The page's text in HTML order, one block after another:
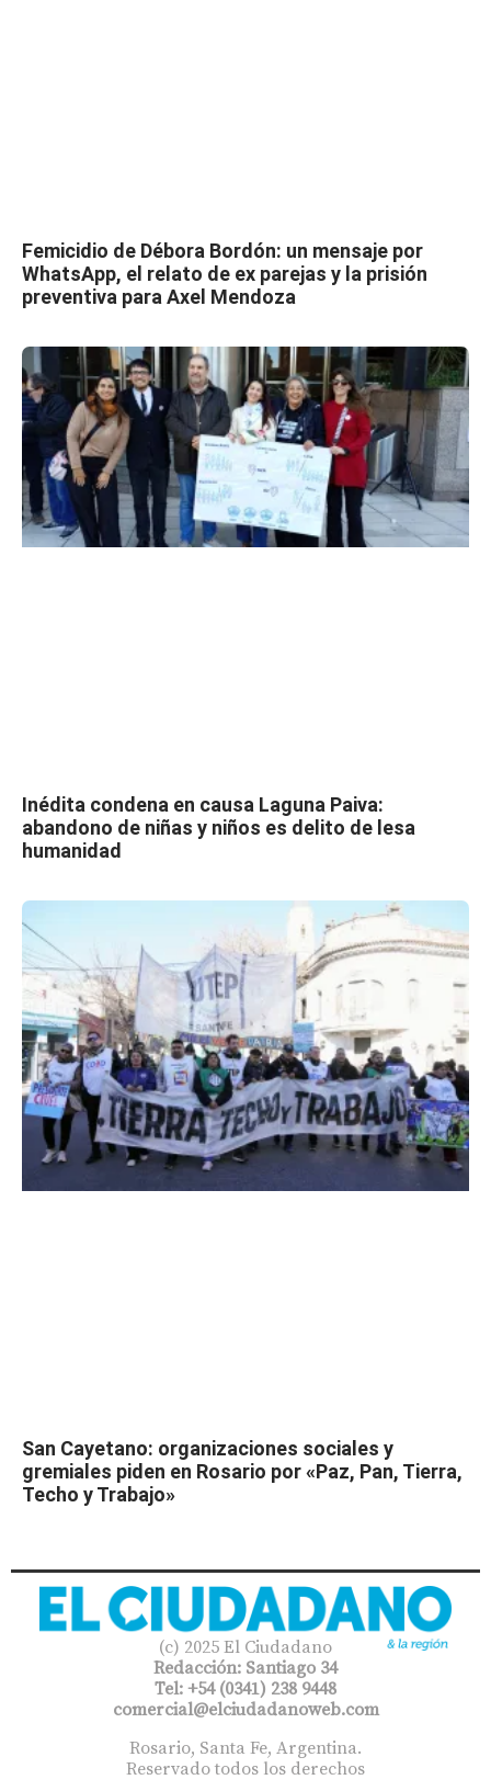
Femicidio de Débora Bordón: un mensaje por
WhatsApp, el relato de ex parejas y la prisión
preventiva para Axel Mendoza
Inédita condena en causa Laguna Paiva:
abandono de niñas y niños es delito de lesa
humanidad
San Cayetano: organizaciones sociales y
gremiales piden en Rosario por «Paz, Pan, Tierra,
Techo y Trabajo»
(c) 2025 El Ciudadano
Redacción: Santiago 34
Tel: +54 (0341) 238 9448
comercial@elciudadanoweb.com​
Rosario, Santa Fe, Argentina.
Reservado todos los derechos